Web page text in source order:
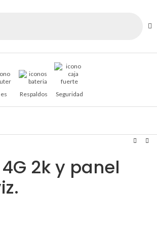
Respaldos Seguridad
2k y panel